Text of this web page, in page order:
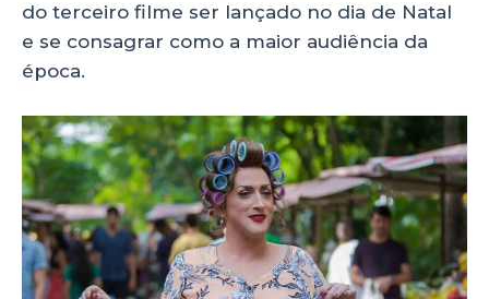
do terceiro filme ser lançado no dia de Natal
e se consagrar como a maior audiência da
época.